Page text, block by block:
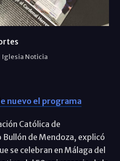
Iglesia Noticia
nuevo el programa
Católica de
de Mendoza, explicó
se celebran en Málaga del